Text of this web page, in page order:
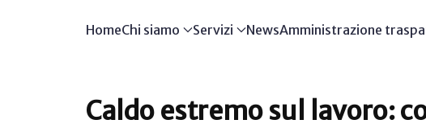
HomeChi siamo Servizi NewsAmministrazione
Caldo estremo sul lavoro: